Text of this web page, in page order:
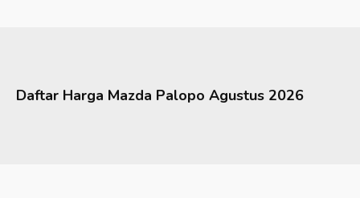
Daftar Harga Mazda Palopo Agustus 2026